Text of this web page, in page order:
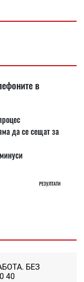
в
да се сещат за
РЕЗУЛТАТИ
БЕЗ
40